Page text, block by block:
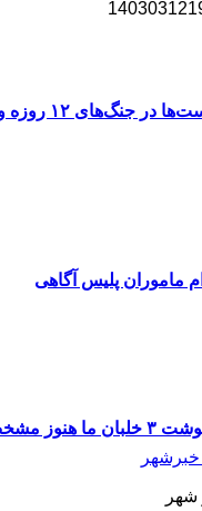
ماموران پلیس آگاهی
نیست
شهر